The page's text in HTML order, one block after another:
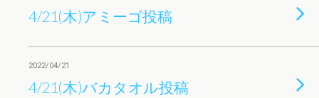
4/21(木)アミーゴ投稿
2022/04/21
4/21(木)バカタオル投稿